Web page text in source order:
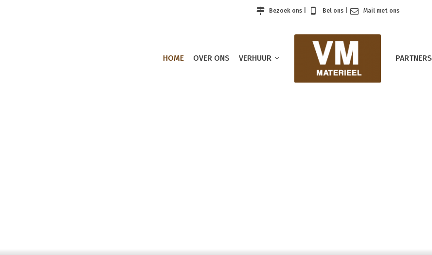
Bezoek ons Bel ons| Mail met ons
HOME OVER ONS VERHUUR PARTNERS